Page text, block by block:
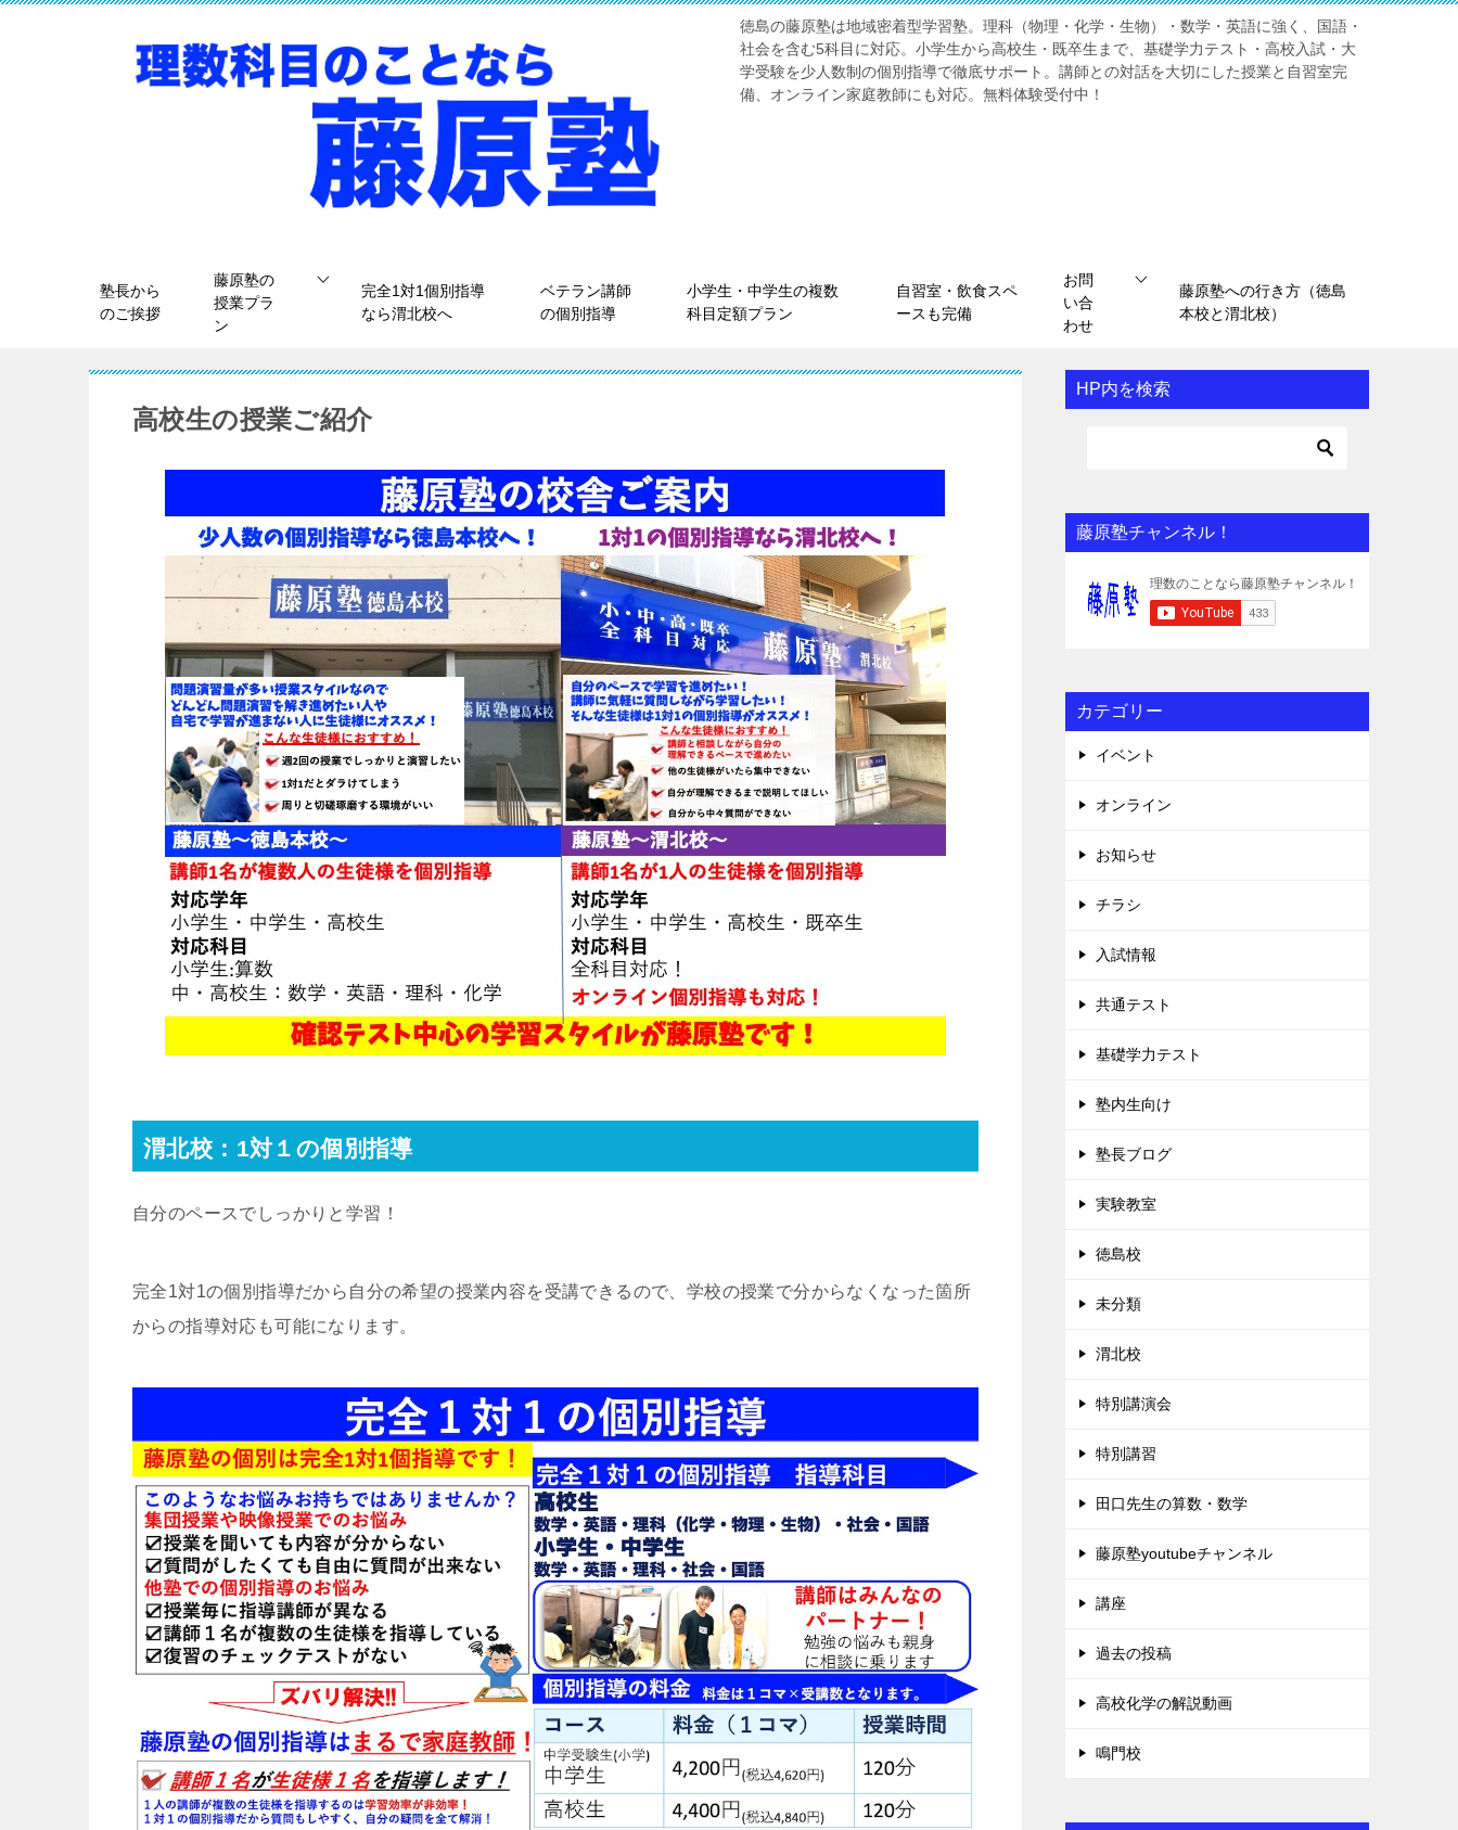
徳島の藤原塾は地域密着型学習塾。理科（物理・化学・生物）・数学・英語に強く、国語・
社会を含む5科目に対応。小学生から高校生・既卒生まで、基礎学力テスト・高校入試・大
学受験を少人数制の個別指導で徹底サポート。講師との対話を大切にした授業と自習室完
備、オンライン家庭教師にも対応。無料体験受付中！
塾長から
のご挨拶
藤原塾の
授業プラ
ン
完全1対1個別指導
なら渭北校へ
ベテラン講師
の個別指導
小学生・中学生の複数
科目定額プラン
自習室・飲食スペ
ースも完備
お問
い合
わせ
藤原塾への行き方（徳島
本校と渭北校）
高校生の授業ご紹介
渭北校：1対１の個別指導
自分のペースでしっかりと学習！
完全1対1の個別指導だから自分の希望の授業内容を受講できるので、学校の授業で分からなくなった箇所
からの指導対応も可能になります。
HP内を検索
藤原塾チャンネル！
カテゴリー
イベント
オンライン
お知らせ
チラシ
入試情報
共通テスト
基礎学力テスト
塾内生向け
塾長ブログ
実験教室
徳島校
未分類
渭北校
特別講演会
特別講習
田口先生の算数・数学
藤原塾youtubeチャンネル
講座
過去の投稿
高校化学の解説動画
鳴門校